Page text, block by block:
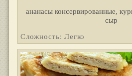
ананасы консервированные,
сыр
Сложность: Легко